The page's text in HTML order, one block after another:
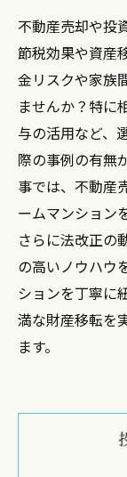
不動産売却や投
節税効果や資産
金リスクや家族
ませんか？特に
与の活用など、
際の事例の有無
事では、不動産
ームマンション
さらに法改正の
の高いノウハウ
ションを丁寧に
満な財産移転を
ます。